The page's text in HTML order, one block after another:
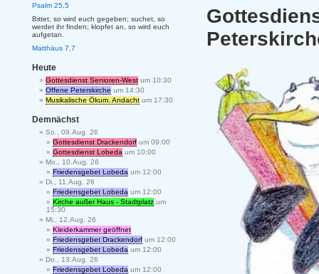
Psalm 25,5
Bittet, so wird euch gegeben; suchet, so
werdet ihr finden; klopfet an, so wird euch
aufgetan.
Matthäus 7,7
Heute
Gottesdienst Senioren-West um 10:30
Offene Peterskirche um 14:30
Musikalische Ökum. Andacht um 17:30
Demnächst
So., 09.Aug. 26
Gottesdienst Drackendorf um 09:00
Gottesdienst Lobeda um 10:00
Mo., 10.Aug. 26
Friedensgebet Lobeda um 12:00
Di., 11.Aug. 26
Friedensgebet Lobeda um 12:00
Kirche außer Haus - Stadtplatz um
15:30
Mi., 12.Aug. 26
Kleiderkammer geöffnet
Friedensgebet Drackendorf um 12:00
Friedensgebet Lobeda um 12:00
Do., 13.Aug. 26
Friedensgebet Lobeda um 12:00